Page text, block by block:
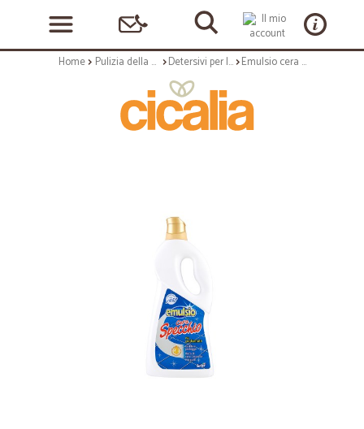
Home Pulizia della casa Detersivi per la casa Emulsio cera specchio ml.750